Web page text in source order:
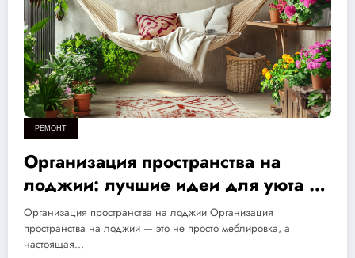
РЕМОНТ
Организация пространства на
лоджии: лучшие идеи для уюта и
комфорта, которые вдохновят вас
на преображение
Организация пространства на лоджии Организация
пространства на лоджии — это не просто меблировка, а
настоящая…